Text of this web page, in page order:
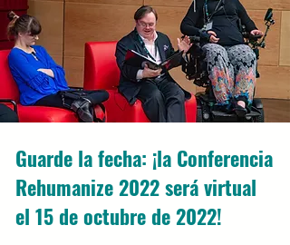
Guarde la fecha: ¡la Conferencia
Rehumanize 2022 será virtual
el 15 de octubre de 2022!